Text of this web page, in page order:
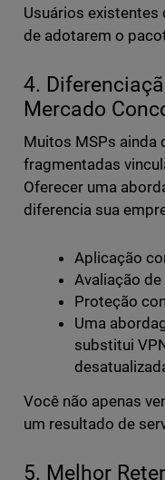
Usuários
de adotarem o
4.
Mercado
Muitos MSPs ainda
fragmentadas
Oferecer uma
diferencia sua
Aplicação
Avaliação
Proteção
Uma
substitui
Você não apenas
um resultado de
5. Melhor